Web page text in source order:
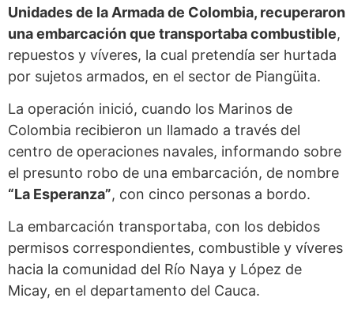
Unidades de la Armada de Colombia, recuperaron
una embarcación que transportaba combustible,
repuestos y víveres, la cual pretendía ser hurtada
por sujetos armados, en el sector de Piangüita.
La operación inició, cuando los Marinos de
Colombia recibieron un llamado a través del
centro de operaciones navales, informando sobre
el presunto robo de una embarcación, de nombre
“La Esperanza”, con cinco personas a bordo.
La embarcación transportaba, con los debidos
permisos correspondientes, combustible y víveres
hacia la comunidad del Río Naya y López de
Micay, en el departamento del Cauca.